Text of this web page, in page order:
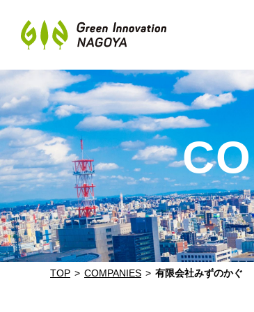
TOP COMPANIES 有限会社みずのかぐ